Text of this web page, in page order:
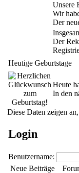
Unsere
Wir
Der
Der
Heutige Geburtstage
Heute
In den
Diese Daten zeigen
Login
Benutzername:
Neue Beiträge